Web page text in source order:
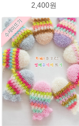
2,400원